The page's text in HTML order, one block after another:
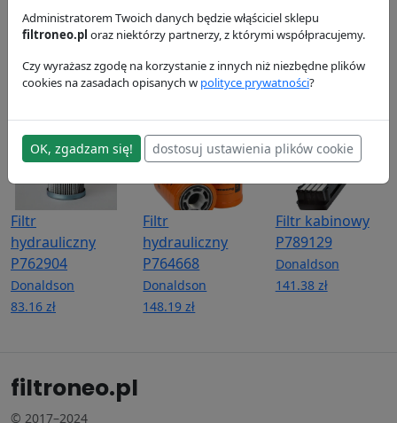
przekładniowego
P575039
275.18 zł
P606119
Donaldson
P606121
Donaldson
Filtr
hydrauliczny
P762904
Donaldson
83.16 zł
Filtr
hydrauliczny
P764668
Donaldson
148.19 zł
Filtr kabinowy
P789129
Donaldson
141.38 zł
filtroneo.pl
© 2017–2024
Administratorem Twoich danych będzie włąściciel sklepu
filtroneo.pl oraz niektórzy partnerzy, z którymi współpracujemy.
Czy wyrażasz zgodę na korzystanie z innych niż niezbędne plików
cookies na zasadach opisanych w polityce prywatności?
OK, zgadzam się! dostosuj ustawienia plików cookie